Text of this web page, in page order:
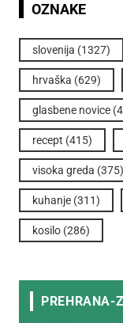
OZNAKE
slovenija (1327)
hrvaška (629)
glasbene novice
recept (415)
visoka greda (375)
kuhanje (311)
kosilo (286)